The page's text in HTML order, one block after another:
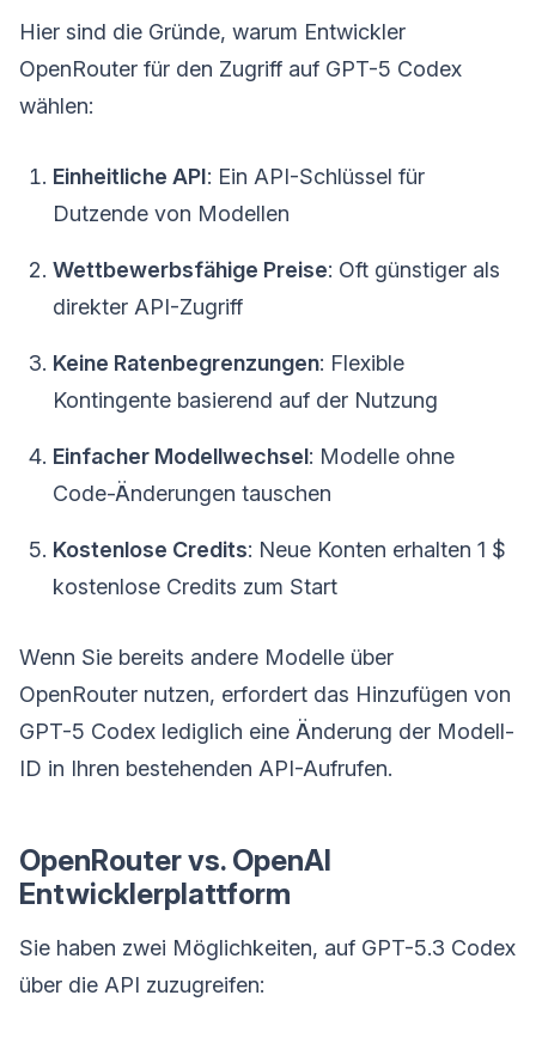
Hier sind die Gründe, warum Entwickler
OpenRouter für den Zugriff auf GPT-5 Codex
wählen:
Einheitliche API: Ein API-Schlüssel für
Dutzende von Modellen
Wettbewerbsfähige Preise: Oft günstiger als
direkter API-Zugriff
Keine Ratenbegrenzungen: Flexible
Kontingente basierend auf der Nutzung
Einfacher Modellwechsel: Modelle ohne
Code-Änderungen tauschen
Kostenlose Credits: Neue Konten erhalten 1 $
kostenlose Credits zum Start
Wenn Sie bereits andere Modelle über
OpenRouter nutzen, erfordert das Hinzufügen von
GPT-5 Codex lediglich eine Änderung der Modell-
ID in Ihren bestehenden API-Aufrufen.
OpenRouter vs. OpenAI
Entwicklerplattform
Sie haben zwei Möglichkeiten, auf GPT-5.3 Codex
über die API zuzugreifen: